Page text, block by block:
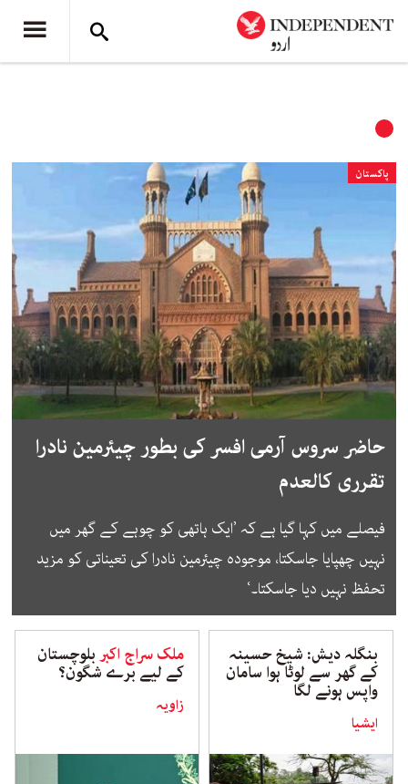
پاکستان
حاضر سروس آرمی افسر کی بطور چیئرمین نادرا
تقرری کالعدم
فیصلے میں کہا گیا ہے کہ ’ایک ہاتھی کو چوہے کے گھر میں
نہیں چھپایا جاسکتا، موجودہ چیئرمین نادرا کی تعیناتی کو مزید
تحفظ نہیں دیا جاسکتا۔‘
بنگلہ دیش: شیخ حسینہ
کے گھر سے لوٹا ہوا سامان
واپس ہونے لگا
ایشیا
ملک سراج اکبربلوچستان
کے لیے برے شگون؟
زاویہ